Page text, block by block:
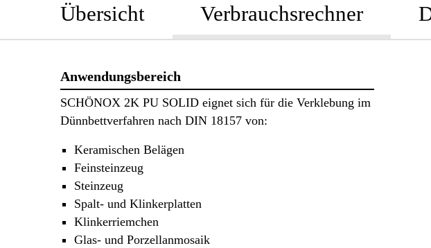
Übersicht Verbrauchsrechner
Anwendungsbereich
SCHÖNOX 2K PU SOLID eignet sich für die Verklebung im
Dünnbettverfahren nach DIN 18157 von:
Keramischen Belägen
Feinsteinzeug
Steinzeug
Spalt- und Klinkerplatten
Klinkerriemchen
Glas- und Porzellanmosaik